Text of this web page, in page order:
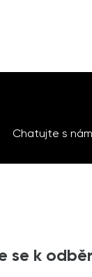
Chatujte s
se k